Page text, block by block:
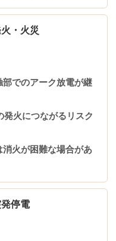
・火災
でのアーク放電が継
火につながるリスク
火が困難な場合があ
停電